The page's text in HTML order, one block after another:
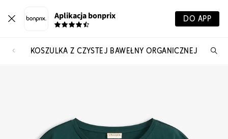
Aplikacja bonprix DO APP
KOSZULKA Z CZYSTEJ BAWEŁNY ORGANICZNEJ